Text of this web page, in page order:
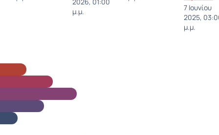
2026, 01:00
μ.μ.
της
7 Ιουνίου
2025,
μ.μ.